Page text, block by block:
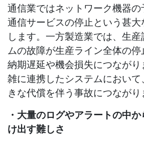
通信業ではネットワーク機器の
通信サービスの停止という甚大
します。一方製造業では、生
ムの故障が生産ライン全体の停
納期遅延や機会損失につなが
雑に連携したシステムにおい
きな代償を伴う事故につながり
・大量のログやアラートの中
け出す難しさ